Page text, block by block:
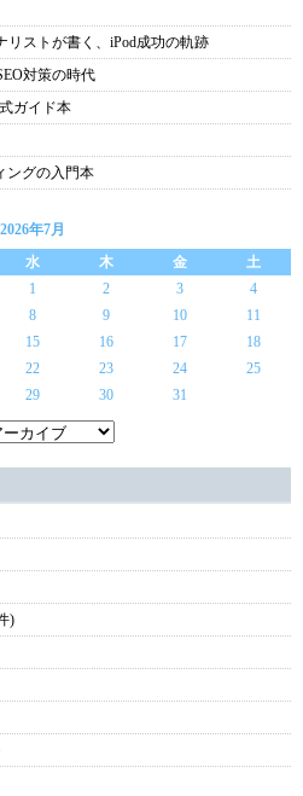
ストが書く、iPod成功の軌跡
対策の時代
ガイド本
ングの入門本
2026年7月
水 木 金
土
1
2 3
4
8 9 10
11
15 16 17
18
22 23 24
25
29 30 31
)